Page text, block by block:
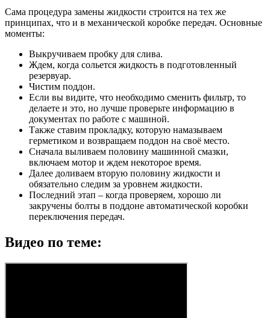
Сама процедура замены жидкости строится на тех же
принципах, что и в механической коробке передач. Основные
моменты:
Выкручиваем пробку для слива.
Ждем, когда сольется жидкость в подготовленный
резервуар.
Чистим поддон.
Если вы видите, что необходимо сменить фильтр, то
делаете и это, но лучше проверьте информацию в
документах по работе с машиной.
Также ставим прокладку, которую намазываем
герметиком и возвращаем поддон на своё место.
Сначала выливаем половину машинной смазки,
включаем мотор и ждем некоторое время.
Далее доливаем вторую половину жидкости и
обязательно следим за уровнем жидкости.
Последний этап – когда проверяем, хорошо ли
закручены болты в поддоне автоматической коробки
переключения передач.
Видео по теме: